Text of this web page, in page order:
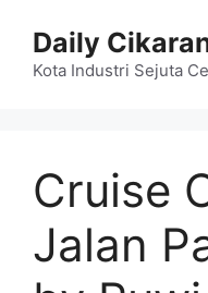
Daily
Kota Industri Sejuta
Cruise
Jalan